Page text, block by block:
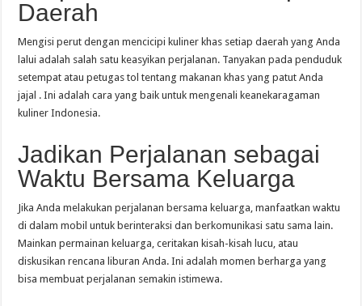
Daerah
Mengisi perut dengan mencicipi kuliner khas setiap daerah yang Anda
lalui adalah salah satu keasyikan perjalanan. Tanyakan pada penduduk
setempat atau petugas tol tentang makanan khas yang patut Anda
jajal . Ini adalah cara yang baik untuk mengenali keanekaragaman
kuliner Indonesia.
Jadikan Perjalanan sebagai
Waktu Bersama Keluarga
Jika Anda melakukan perjalanan bersama keluarga, manfaatkan waktu
di dalam mobil untuk berinteraksi dan berkomunikasi satu sama lain.
Mainkan permainan keluarga, ceritakan kisah-kisah lucu, atau
diskusikan rencana liburan Anda. Ini adalah momen berharga yang
bisa membuat perjalanan semakin istimewa.